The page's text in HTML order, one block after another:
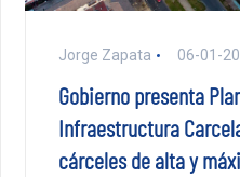
Jorge Zapata 06-01-
Gobierno presenta
Infraestructura
cárceles de alta y